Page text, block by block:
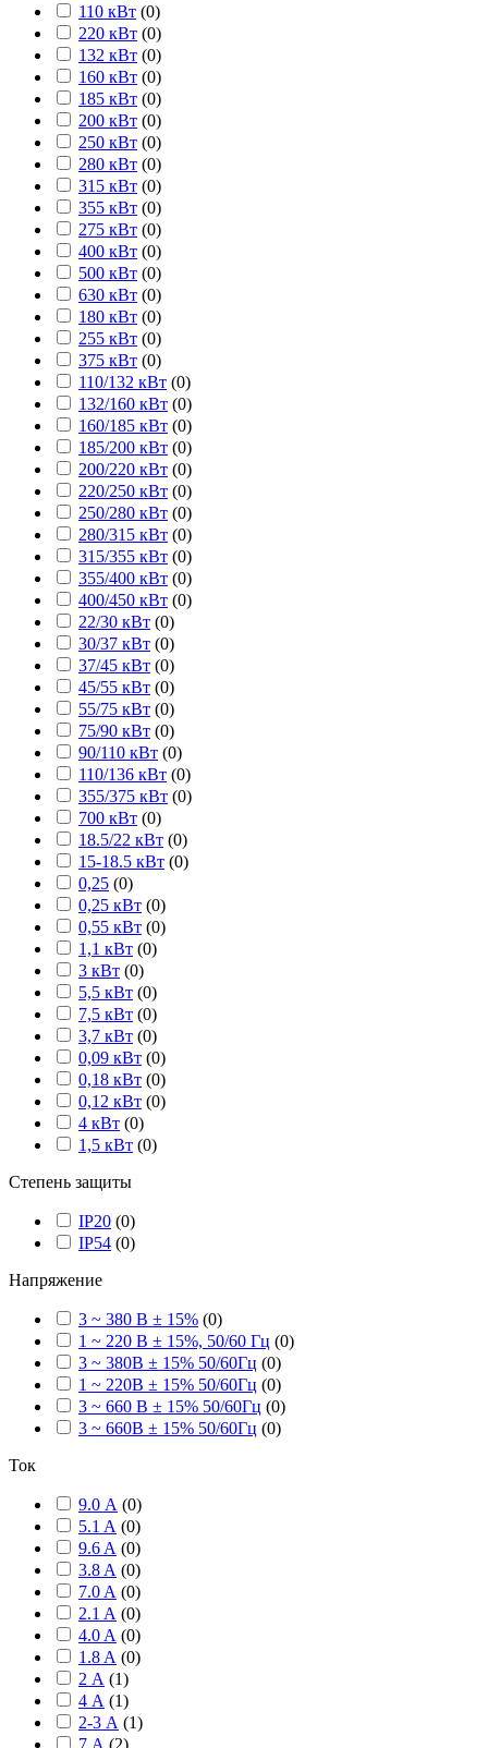
110 кВт (0)
220 кВт (0)
132 кВт (0)
160 кВт (0)
185 кВт (0)
200 кВт (0)
250 кВт (0)
280 кВт (0)
315 кВт (0)
355 кВт (0)
275 кВт (0)
400 кВт (0)
500 кВт (0)
630 кВт (0)
180 кВт (0)
255 кВт (0)
375 кВт (0)
110/132 кВт (0)
132/160 кВт (0)
160/185 кВт (0)
185/200 кВт (0)
200/220 кВт (0)
220/250 кВт (0)
250/280 кВт (0)
280/315 кВт (0)
315/355 кВт (0)
355/400 кВт (0)
400/450 кВт (0)
22/30 кВт (0)
30/37 кВт (0)
37/45 кВт (0)
45/55 кВт (0)
55/75 кВт (0)
75/90 кВт (0)
90/110 кВт (0)
110/136 кВт (0)
355/375 кВт (0)
700 кВт (0)
18.5/22 кВт (0)
15-18.5 кВт (0)
0,25 (0)
0,25 кВт (0)
0,55 кВт (0)
1,1 кВт (0)
3 кВт (0)
5,5 кВт (0)
7,5 кВт (0)
3,7 кВт (0)
0,09 кВт (0)
0,18 кВт (0)
0,12 кВт (0)
4 кВт (0)
1,5 кВт (0)
Степень защиты
IP20 (0)
IP54 (0)
Напряжение
3 ~ 380 В ± 15% (0)
1 ~ 220 В ± 15%, 50/60 Гц (0)
3 ~ 380В ± 15% 50/60Гц (0)
1 ~ 220В ± 15% 50/60Гц (0)
3 ~ 660 В ± 15% 50/60Гц (0)
3 ~ 660В ± 15% 50/60Гц (0)
Ток
9.0 А (0)
5.1 A (0)
9.6 A (0)
3.8 A (0)
7.0 A (0)
2.1 A (0)
4.0 A (0)
1.8 A (0)
2 А (1)
4 А (1)
2-3 А (1)
7 А (2)